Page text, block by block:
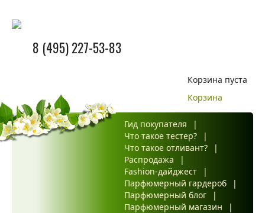
8 (495) 227-53-83
Корзина пуста
Корзина
Гид покупателя
|
Что такое тестер?
|
Что такое отливант?
|
Распродажа
|
Fashion-дайджест
|
Парфюмерный гардероб
|
Парфюмерный блог
|
Парфюмерный магазин
|